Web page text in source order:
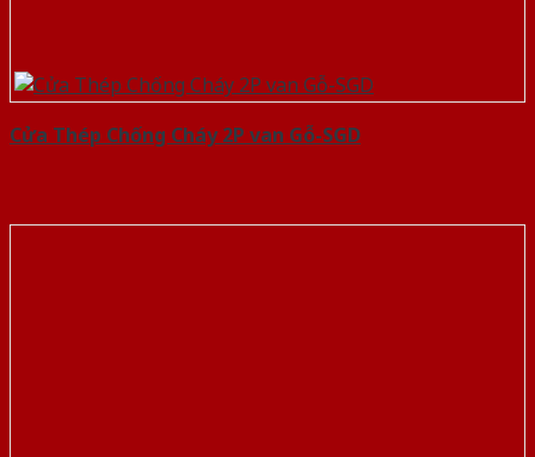
Cửa Thép Chống Cháy 2P van Gỗ-SGD